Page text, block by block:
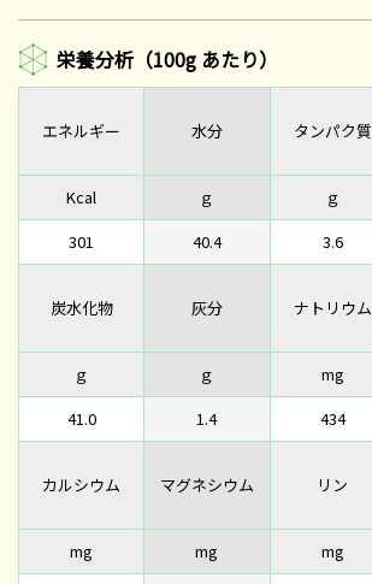
栄養分析（100g あたり）
エネルギー
Kcal
301
水分
ｇ
40.4
タンパク質
ｇ
3.6
炭水化物
ｇ
41.0
灰分
ｇ
1.4
ナトリウム
mg
434
カルシウム
mg
マグネシウム
mg
リン
mg